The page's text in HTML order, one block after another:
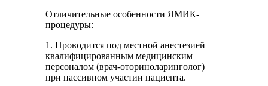
Отличительные особенности ЯМИК-
процедуры:
1. Проводится под местной анестезией
квалифицированным медицинским
персоналом (врач-оториноларинголог)
при пассивном участии пациента.